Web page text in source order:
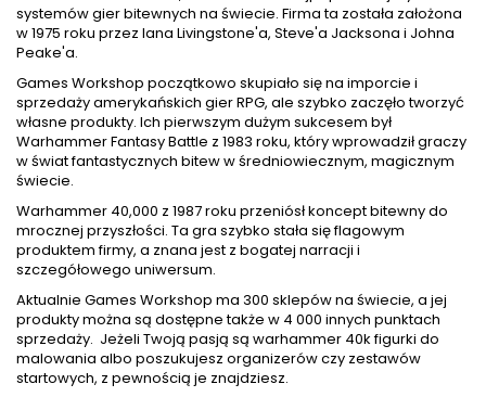
systemów gier bitewnych na świecie. Firma ta została założona
w 1975 roku przez Iana Livingstone'a, Steve'a Jacksona i Johna
Peake'a.
Games Workshop początkowo skupiało się na imporcie i
sprzedaży amerykańskich gier RPG, ale szybko zaczęło tworzyć
własne produkty. Ich pierwszym dużym sukcesem był
Warhammer Fantasy Battle z 1983 roku, który wprowadził graczy
w świat fantastycznych bitew w średniowiecznym, magicznym
świecie.
Warhammer 40,000 z 1987 roku przeniósł koncept bitewny do
mrocznej przyszłości. Ta gra szybko stała się flagowym
produktem firmy, a znana jest z bogatej narracji i
szczegółowego uniwersum.
Aktualnie Games Workshop ma 300 sklepów na świecie, a jej
produkty można są dostępne także w 4 000 innych punktach
sprzedaży. Jeżeli Twoją pasją są warhammer 40k figurki do
malowania albo poszukujesz organizerów czy zestawów
startowych, z pewnością je znajdziesz.